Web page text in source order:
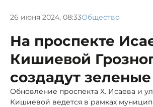
26 июня 2024, 08:33Общество
На проспекте
Кишиевой
создадут
Обновление проспекта Х. Исаева и
Кишиевой ведется в рамках